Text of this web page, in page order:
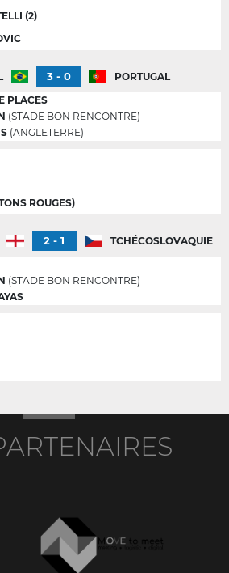
(2)
3 - 0
PORTUGAL
PLACES
(STADE BON RENCONTRE)
(ANGLETERRE)
ROUGES)
2 - 1
TCHÉCOSLOVAQUIE
(STADE BON RENCONTRE)